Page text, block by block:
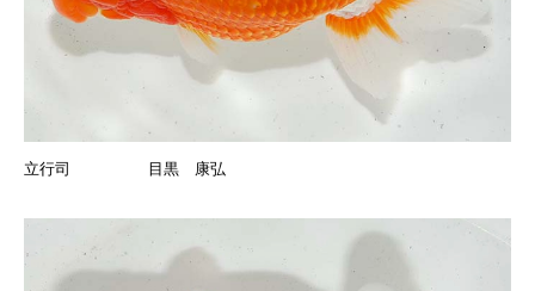
立行司 目黒 康弘